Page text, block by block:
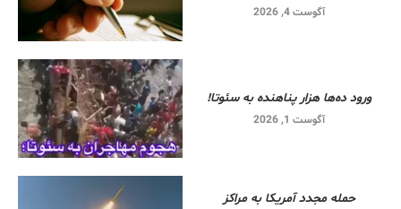
آگوست 4, 2026
ورود ده‌ها هزار پناهنده به سئوتا!
آگوست 1, 2026
حمله مجدد آمریکا به مراکز